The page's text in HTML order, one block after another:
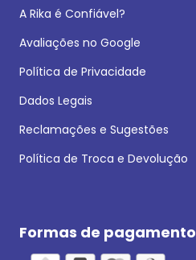
A Rika é Confiável?
Avaliações no Google
Política de Privacidade
Dados Legais
Reclamações e Sugestões
Política de Troca e Devolução
Formas de pagamento